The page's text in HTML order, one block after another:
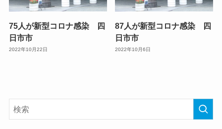
75人が新型コロナ感染 四
日市市
2022年10月22日
87人が新型コロナ感染 四
日市市
2022年10月6日